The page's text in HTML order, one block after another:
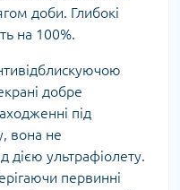
доби. Глибокі
на 100%.
добре
під
вона не
дією ультрафіолету.
первинні